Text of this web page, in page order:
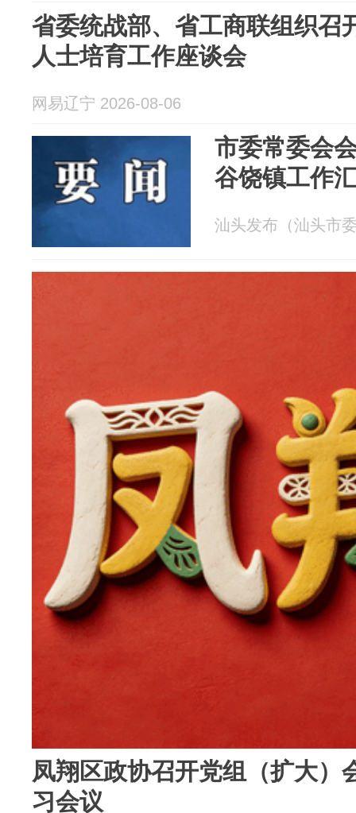
省委统战部、省工商联组织召
人士培育工作座谈会
网易辽宁 2026-08-06
市委常委会
谷饶镇工作
汕头发布（汕头市
凤翔区政协召开党组（扩大）
习会议